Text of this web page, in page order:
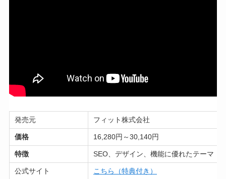
発売元 フィット株式会社
価格 16,280円～30,140円
特徴 SEO、デザイン、機能に優れたテーマ
公式サイト こちら（特典付き）